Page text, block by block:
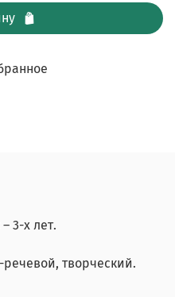
3-х лет.
речевой, творческий.